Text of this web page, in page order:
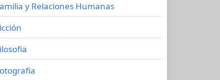
y Relaciones Humanas